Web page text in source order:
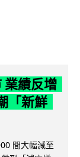
業績反增
「新鮮
間大幅減至